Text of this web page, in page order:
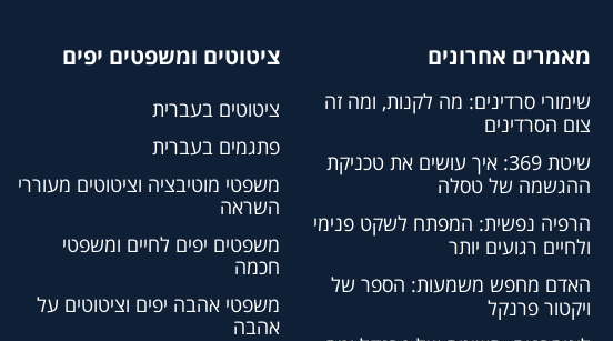
מאמרים אחרונים
שימורי סרדינים: מה לקנות, ומה זה
צום הסרדינים
שיטת 369: איך עושים את טכניקת
ההגשמה של טסלה
הרפיה נפשית: המפתח לשקט פנימי
ולחיים רגועים יותר
האדם מחפש משמעות: הספר של
ויקטור פרנקל
ציטוטים ומשפטים יפים
ציטוטים בעברית
פתגמים בעברית
משפטי מוטיבציה וציטוטים מעוררי
השראה
משפטים יפים לחיים ומשפטי
חכמה
משפטי אהבה יפים וציטוטים על
אהבה